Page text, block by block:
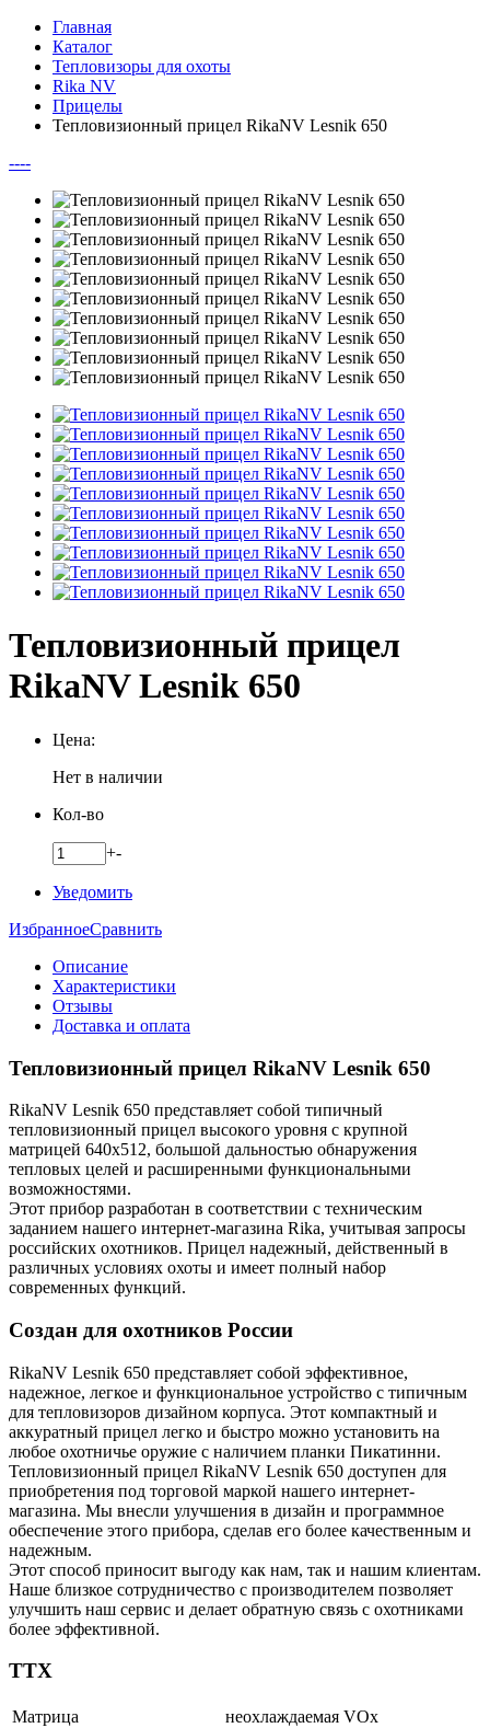
Главная
Каталог
Тепловизоры для охоты
Rika NV
Прицелы
Тепловизионный прицел RikaNV Lesnik 650
----
Тепловизионный прицел
RikaNV Lesnik 650
Цена:
Нет в наличии
Кол-во
+-
Уведомить
ИзбранноеСравнить
Описание
Характеристики
Отзывы
Доставка и оплата
Тепловизионный прицел RikaNV Lesnik 650
RikaNV Lesnik 650 представляет собой типичный
тепловизионный прицел высокого уровня с крупной
матрицей 640х512, большой дальностью обнаружения
тепловых целей и расширенными функциональными
возможностями.
Этот прибор разработан в соответствии с техническим
заданием нашего интернет-магазина Rika, учитывая запросы
российских охотников. Прицел надежный, действенный в
различных условиях охоты и имеет полный набор
современных функций.
Создан для охотников России
RikaNV Lesnik 650 представляет собой эффективное,
надежное, легкое и функциональное устройство с типичным
для тепловизоров дизайном корпуса. Этот компактный и
аккуратный прицел легко и быстро можно установить на
любое охотничье оружие с наличием планки Пикатинни.
Тепловизионный прицел RikaNV Lesnik 650 доступен для
приобретения под торговой маркой нашего интернет-
магазина. Мы внесли улучшения в дизайн и программное
обеспечение этого прибора, сделав его более качественным и
надежным.
Этот способ приносит выгоду как нам, так и нашим клиентам.
Наше близкое сотрудничество с производителем позволяет
улучшить наш сервис и делает обратную связь с охотниками
более эффективной.
ТТХ
Матрица
неохлаждаемая VOx